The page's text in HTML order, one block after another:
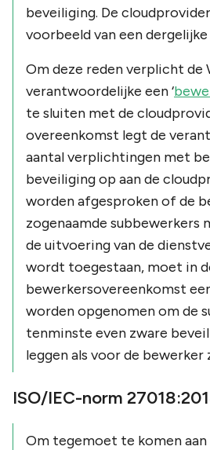
beveiliging. De
voorbeeld van een dergelijke
Om deze reden verplicht de
verantwoordelijke een ‘
te sluiten met de
overeenkomst legt de
aantal verplichtingen met
beveiliging op aan de
worden afgesproken of de
zogenaamde subbewerkers
de uitvoering van de
wordt toegestaan, moet in
bewerkersovereenkomst
worden opgenomen om de
tenminste even zware
leggen als voor de bewerker
ISO/IEC-norm
Om tegemoet te komen